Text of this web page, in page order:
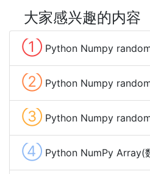
大家感兴趣的内容
① Python Numpy
② Python Numpy
③ Python Numpy
④ Python NumPy Array(